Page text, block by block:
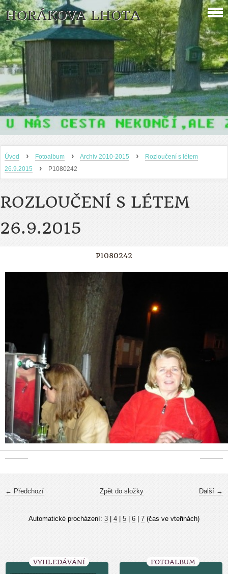
HORÁKOVA LHOTA
Úvod › Fotoalbum › Archiv 2010-2015 ›
Rozloučení s létem
26.9.2015
› P1080242
ROZLOUČENÍ S LÉTEM
26.9.2015
P1080242
← Předchozí Další →
Zpět do složky
Automatické procházení: 3 4 5 6 7 (čas ve vteřinách)
VYHLEDÁVÁNÍ FOTOALBUM